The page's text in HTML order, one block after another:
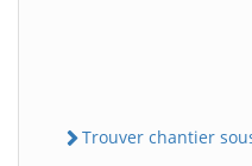
Trouver chantier